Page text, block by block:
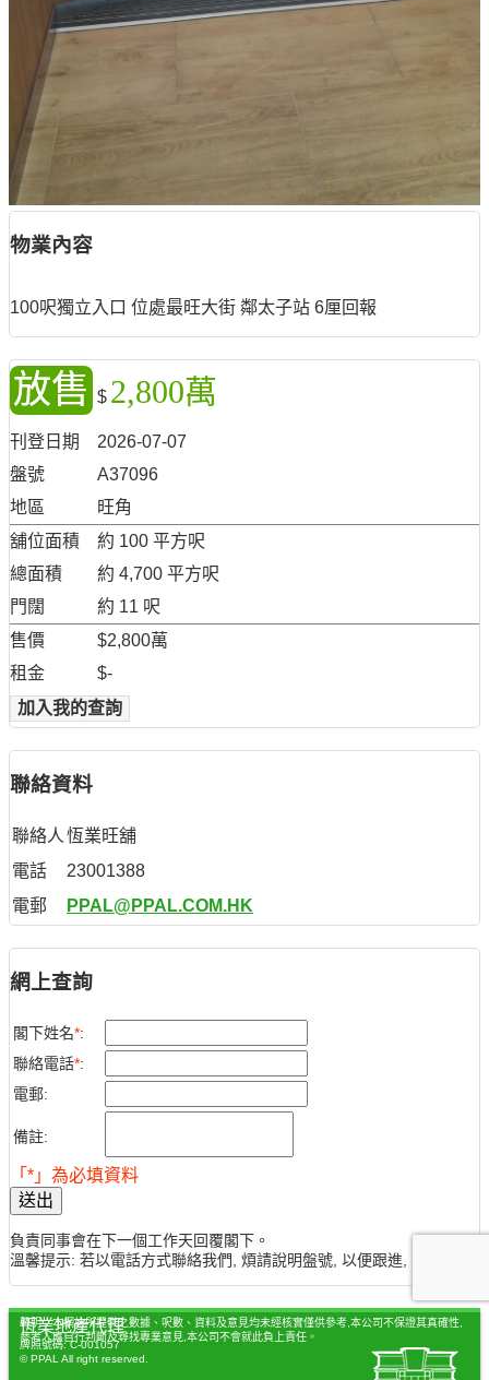
物業內容
100呎獨立入口 位處最旺大街 鄰太子站 6厘回報
放售 $ 2,800萬
刊登日期
2026-07-07
盤號
A37096
地區
旺角
舖位面積
約 100 平方呎
總面積
約 4,700 平方呎
門闊
約 11 呎
售價
$2,800萬
租金
$-
加入我的查詢
聯絡資料
聯絡人 恆業旺舖
電話
23001388
電郵
PPAL@PPAL.COM.HK
網上查詢
閣下姓名*:
聯絡電話*:
電郵:
備註:
「*」為必填資料
送出
負責同事會在下一個工作天回覆閣下。
溫馨提示: 若以電話方式聯絡我們, 煩請說明盤號, 以便跟進, 謝謝。
聲明：本網站所提供之數據、呎數、資料及意見均未經核實僅供參考,本公司不保證其真確性,
參考人應自行判斷及尋找專業意見,本公司不會就此負上責任。
恆業地產代理
牌照號碼: C-001057
© PPAL All right reserved.